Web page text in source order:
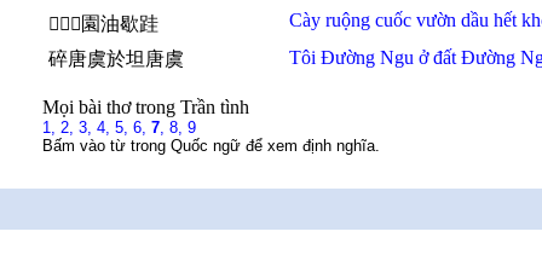
𦓿𬏑𲇣園油歇跬
Cày ruộng cuốc vườn dầu hết
碎唐虞於坦唐虞
Tôi Đường Ngu ởđất Đường
Mọi bài thơ trong Trần tình
1, 2, 3, 4, 5, 6, 7, 8, 9
Bấm vào từ trong Quốc ngữ để xem định nghĩa.